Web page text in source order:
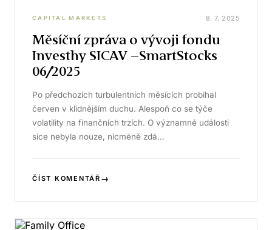
CAPITAL MARKETS 8. 7. 2025
Měsíční zpráva o vývoji fondu
Investhy SICAV –SmartStocks
06/2025
Po předchozích turbulentních měsících probíhal
červen v klidnějším duchu. Alespoň co se týče
volatility na finančních trzích. O významné události
sice nebyla nouze, nicméně zdá…
ČÍST KOMENTÁŘ →